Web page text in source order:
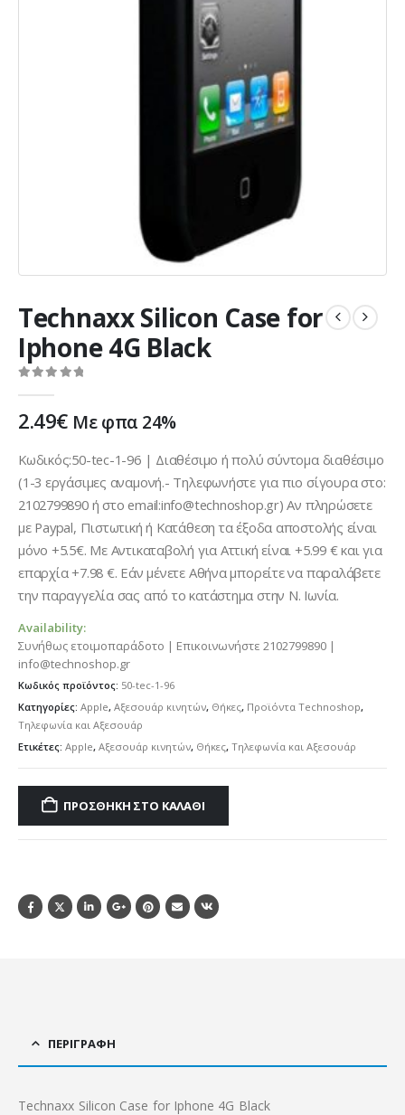
Technaxx Silicon Case for
Iphone 4G Black
2.49€ Με φπα 24%
Κωδικός:50-tec-1-96 | Διαθέσιμο ή πολύ σύντομα διαθέσιμο
(1-3 εργάσιμες αναμονή.- Τηλεφωνήστε για πιο σίγουρα στο:
2102799890 ή στο email:info@technoshop.gr) Αν πληρώσετε
με Paypal, Πιστωτική ή Κατάθεση τα έξοδα αποστολής είναι
μόνο +5.5€. Με Αντικαταβολή για Αττική είναι +5.99 € και για
επαρχία +7.98 €. Εάν μένετε Αθήνα μπορείτε να παραλάβετε
την παραγγελία σας από το κατάστημα στην Ν. Ιωνία.
Availability:
Συνήθως ετοιμοπαράδοτο | Επικοινωνήστε 2102799890 |
info@technoshop.gr
Κωδικός προϊόντος: 50-tec-1-96
Κατηγορίες: Apple, Αξεσουάρ κινητών, Θήκες, Προϊόντα Technoshop,
Τηλεφωνία και Αξεσουάρ
Ετικέτες: Apple, Αξεσουάρ κινητών, Θήκες, Τηλεφωνία και Αξεσουάρ
ΠΡΟΣΘΉΚΗ ΣΤΟ ΚΑΛΆΘΙ
ΠΕΡΙΓΡΑΦΉ
Technaxx Silicon Case for Iphone 4G Black